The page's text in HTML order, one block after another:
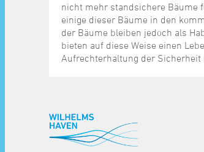
nicht mehr standsichere Bäume
einige dieser Bäume in den
der Bäume bleiben jedoch als
bieten auf diese Weise einen
Aufrechterhaltung der
^